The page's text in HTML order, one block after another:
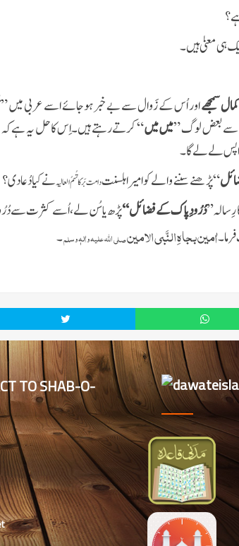
ہی معنیٰ ہیں۔
کمال سمجھےاور اُس کے زَوال سے بے خبر ہوجائے اسے عربی میں ”
سے بعض لوگ ”میں میں“ کرتے رہتے ہیں۔ اِس کا حل یہ ہے کہ
لے لے گا۔
“ پڑھنے سننے والے کو امیر اہلسنتدامت بَرَکاتُہمُ العالیہنے کیا دُعا دی؟
دُرُودِ پاک کے فضائل‘‘پڑھ یا سُن لے، اُسے کثرت سے
اٰمین بجاہِ النَّبی الامینصلیاللہعلیہواٰلہٖ وسلم۔
TO SHAB-O-
shaboroz@dawateislami.net